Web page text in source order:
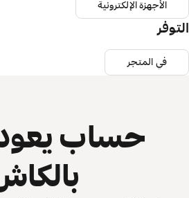
الأجهزة الإلكترونية
التوفر
في المتجر
حساب